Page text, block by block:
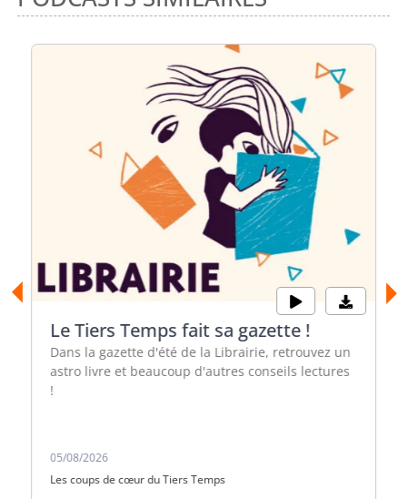
Le Tiers Temps fait sa gazette !
Dans la gazette d'été de la Librairie, retrouvez un
astro livre et beaucoup d'autres conseils lectures
!
05/08/2026
Les coups de cœur du Tiers Temps